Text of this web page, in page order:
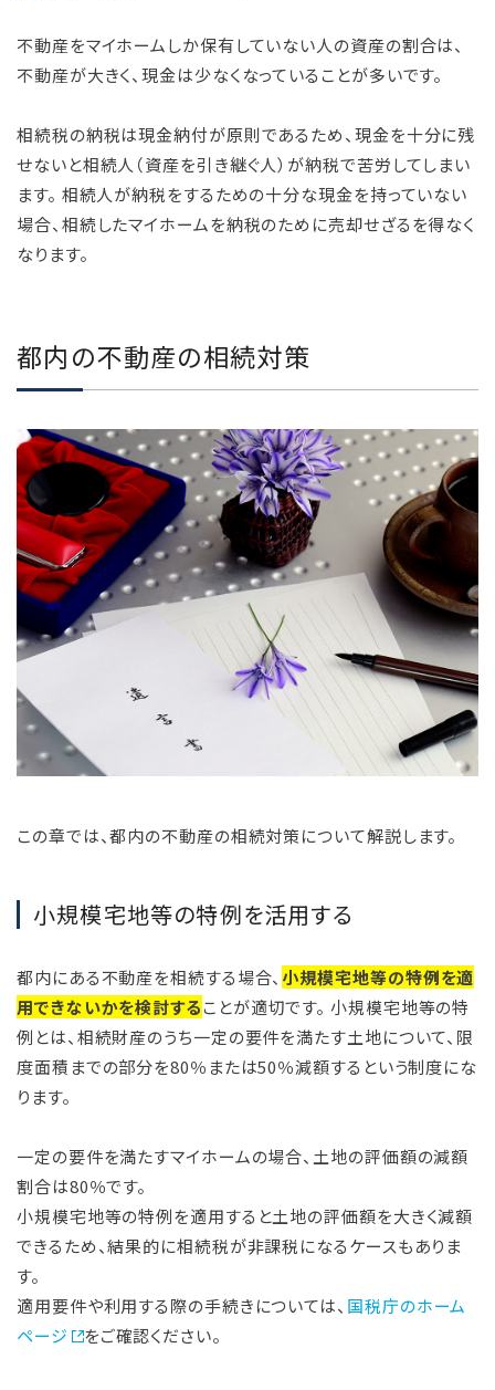
不動産をマイホームしか保有していない人の資産の割合は、
不動産が大きく、現金は少なくなっていることが多いです。
相続税の納税は現金納付が原則であるため、現金を十分に残
せないと相続人（資産を引き継ぐ人）が納税で苦労してしまい
ます。 相続人が納税をするための十分な現金を持っていない
場合、相続したマイホームを納税のために売却せざるを得なく
なります。
都内の不動産の相続対策
この章では、都内の不動産の相続対策について解説します。
小規模宅地等の特例を活用する
都内にある不動産を相続する場合、 小規模宅地等の特例を適
用できないかを検討することが適切です。 小規模宅地等の特
例とは、相続財産のうち一定の要件を満たす土地について、限
度面積までの部分を80％または50％減額するという制度にな
ります。
一定の要件を満たすマイホームの場合、土地の評価額の減額
割合は80％です。
小規模宅地等の特例を適用すると土地の評価額を大きく減額
できるため、結果的に相続税が非課税になるケースもありま
す。
適用要件や利用する際の手続きについては、 国税庁のホーム
ページ
をご確認ください。